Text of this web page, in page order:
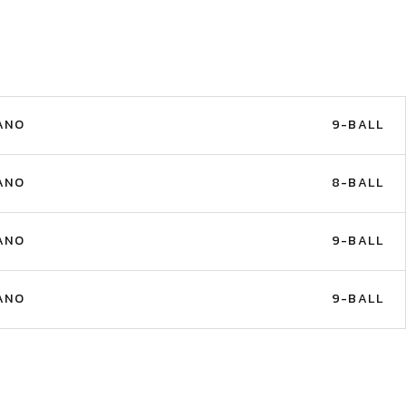
9-BALL
8-BALL
9-BALL
9-BALL